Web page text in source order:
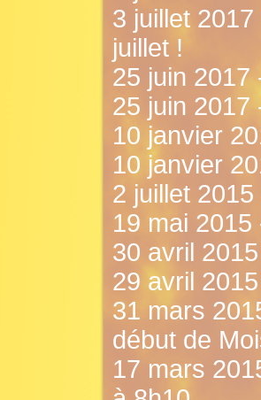
3 juillet
juillet !
25 juin 2017
25 juin 2017
10 janvier
10 janvier
2 juillet
19 mai
30 avril
29 avril
31 mars
début de
17 mars